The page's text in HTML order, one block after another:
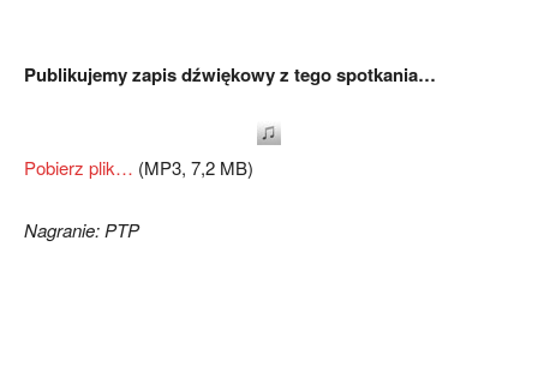
Publikujemy zapis dźwiękowy z tego spotkania…
Pobierz plik… (MP3, 7,2 MB)
Nagranie: PTP